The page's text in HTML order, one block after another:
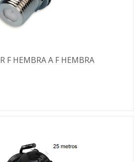
F HEMBRA A F HEMBRA